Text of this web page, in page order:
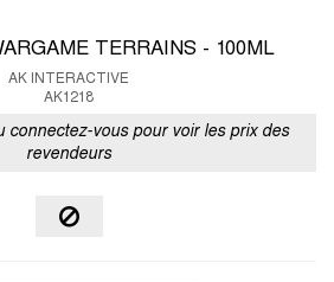
TERRAINS - 100ML
AK INTERACTIVE
AK1218
connectez-vous pour voir les prix des
revendeurs